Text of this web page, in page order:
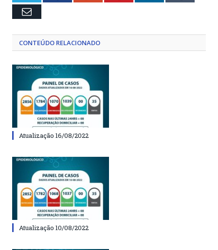
Email
CONTEÚDO RELACIONADO
Atualização 16/08/2022
Atualização 10/08/2022